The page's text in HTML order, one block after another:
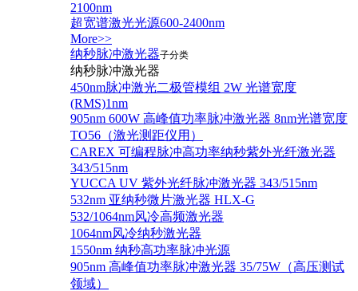
2100nm
超宽谱激光光源600-2400nm
More>>
纳秒脉冲激光器子分类
纳秒脉冲激光器
450nm脉冲激光二极管模组 2W 光谱宽度
(RMS)1nm
905nm 600W 高峰值功率脉冲激光器 8nm光谱宽度
TO56（激光测距仪用）
CAREX 可编程脉冲高功率纳秒紫外光纤激光器
343/515nm
YUCCA UV 紫外光纤脉冲激光器 343/515nm
532nm 亚纳秒微片激光器 HLX-G
532/1064nm风冷高频激光器
1064nm风冷纳秒激光器
1550nm 纳秒高功率脉冲光源
905nm 高峰值功率脉冲激光器 35/75W（高压测试
领域）